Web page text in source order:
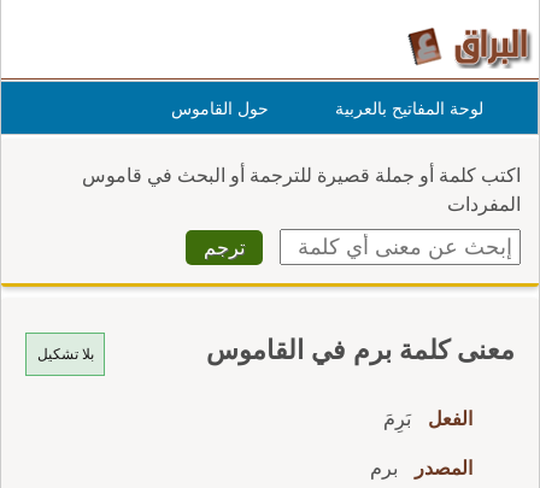
لوحة المفاتيح بالعربية حول القاموس
اكتب كلمة أو جملة قصيرة للترجمة أو البحث في قاموس
المفردات
بلا تشكيل معنى كلمة برم في القاموس
الفعل بَرِمَ
المصدر برم